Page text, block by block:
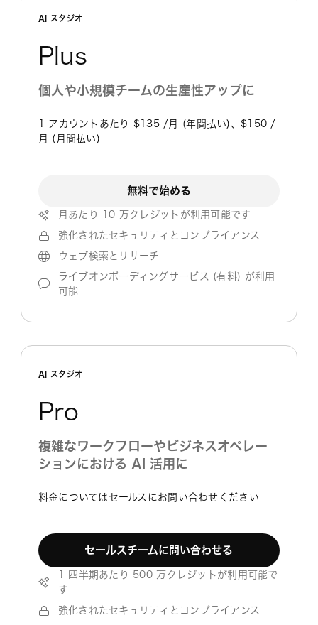
AI スタジオ
Plus
個人や小規模チームの生産性アップに
1 アカウントあたり $135 /月 (年間払い)、$150 /
月 (月間払い)
無料で始める
月あたり 10 万クレジットが利用可能です
強化されたセキュリティとコンプライアンス
ウェブ検索とリサーチ
ライブオンボーディングサービス (有料) が利用
可能
AI スタジオ
Pro
複雑なワークフローやビジネスオペレー
ションにおける AI 活用に
料金についてはセールスにお問い合わせください
セールスチームに問い合わせる
1 四半期あたり 500 万クレジットが利用可能で
す
強化されたセキュリティとコンプライアンス